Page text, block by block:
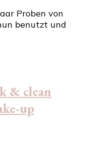
Gesichtspflege
Proben von
benutzt und
& clean
up